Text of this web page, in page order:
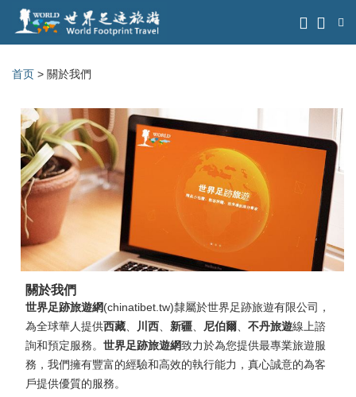
首页 > 關於我們
關於我們
世界足跡旅遊網(chinatibet.tw)隸屬於世界足跡旅遊有限公司，
為全球華人提供西藏 川西 新疆 尼伯爾 、不丹旅遊線上諮
詢和預定服務。世界足跡旅遊網致力於為您提供最專業旅遊服
務，我們擁有豐富的經驗和高效的執行能力，真心誠意的為客
戶提供優質的服務。